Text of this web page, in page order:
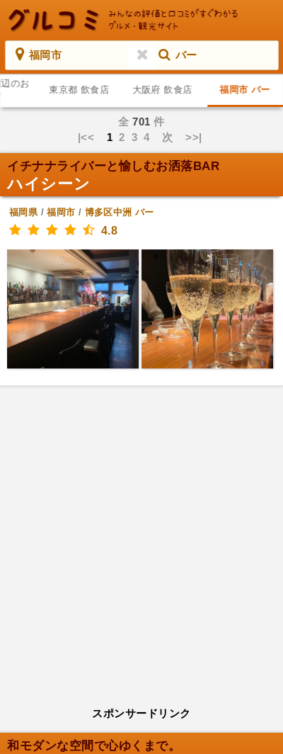
福岡市 バー
のお
東京都 飲食店 大阪府 飲食店 福岡市 バー
全701 件
|<< 12 3 4 次 >>|
イチナナライバーと愉しむお洒落BAR
ハイシーン
福岡県/福岡市 / 博多区中洲 バー
4.8
スポンサードリンク
和モダンな空間で心ゆくまで。